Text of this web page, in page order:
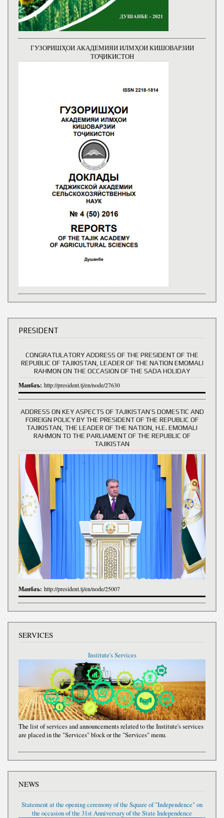
ГУЗОРИШҲОИ АКАДЕМИЯИ ИЛМҲОИ КИШОВАРЗИИ
ТОҶИКИСТОН
PRESIDENT
CONGRATULATORY ADDRESS OF THE PRESIDENT OF THE
REPUBLIC OF TAJIKISTAN, LEADER OF THE NATION EMOMALI
RAHMON ON THE OCCASION OF THE SADA HOLIDAY
Манбаъ: http://president.tj/en/node/27630
ADDRESS ON KEY ASPECTS OF TAJIKISTAN’S DOMESTIC AND
FOREIGN POLICY BY THE PRESIDENT OF THE REPUBLIC OF
TAJIKISTAN, THE LEADER OF THE NATION, H.E. EMOMALI
RAHMON TO THE PARLIAMENT OF THE REPUBLIC OF
TAJIKISTAN
Манбаъ: http://president.tj/en/node/25007
SERVICES
Institute's Services
The list of services and announcements related to the Institute's services
are placed in the "Services" block or the "Services" menu.
NEWS
Statement at the opening ceremony of the Square of "Independence" on
the occasion of the 31st Anniversary of the State Independence